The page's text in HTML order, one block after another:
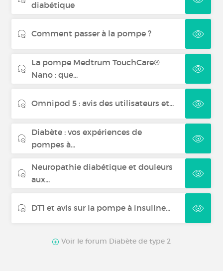
diabétique
Comment passer à la pompe ?
La pompe Medtrum TouchCare®
Nano : que...
Omnipod 5 : avis des utilisateurs et...
Diabète : vos expériences de
pompes à...
Neuropathie diabétique et douleurs
aux...
DT1 et avis sur la pompe à insuline...
Voir le forum Diabète de type 2